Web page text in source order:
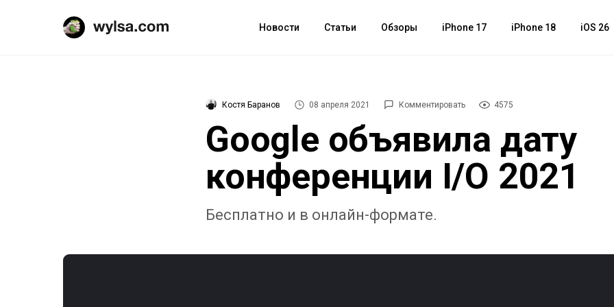
Новости Статьи Обзоры iPhone 17 iPhone 18 iOS 26
Костя Баранов 08 апреля 2021 Комментировать 4575
Google объявила дату
конференции I/O 2021
Бесплатно и в онлайн-формате.